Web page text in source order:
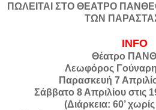
ΠΩΛΕΙΤΑΙ ΣΤΟ ΘΕΑΤΡΟ
ΤΩΝ
ΙNFO
Θέατρο
Λεωφόρος
Παρασκευή 7
Σάββατο 8 Απριλίου στις
(Διάρκεια: 60’